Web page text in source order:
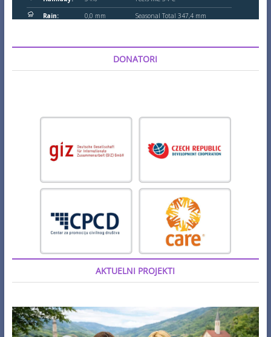
DONATORI
AKTUELNI PROJEKTI